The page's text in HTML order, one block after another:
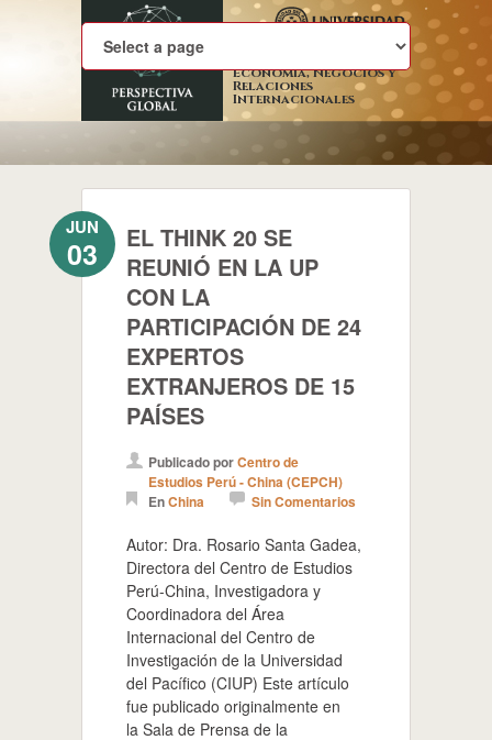
Economía, Negocios y
Relaciones
Internacionales
JUN
03
EL THINK 20 SE
REUNIÓ EN LA UP
CON LA
PARTICIPACIÓN DE 24
EXPERTOS
EXTRANJEROS DE 15
PAÍSES
Publicado porCentro de
Estudios Perú - China (CEPCH)
EnChina Sin Comentarios
Autor: Dra. Rosario Santa Gadea,
Directora del Centro de Estudios
Perú-China, Investigadora y
Coordinadora del Área
Internacional del Centro de
Investigación de la Universidad
del Pacífico (CIUP) Este artículo
fue publicado originalmente en
la Sala de Prensa de la